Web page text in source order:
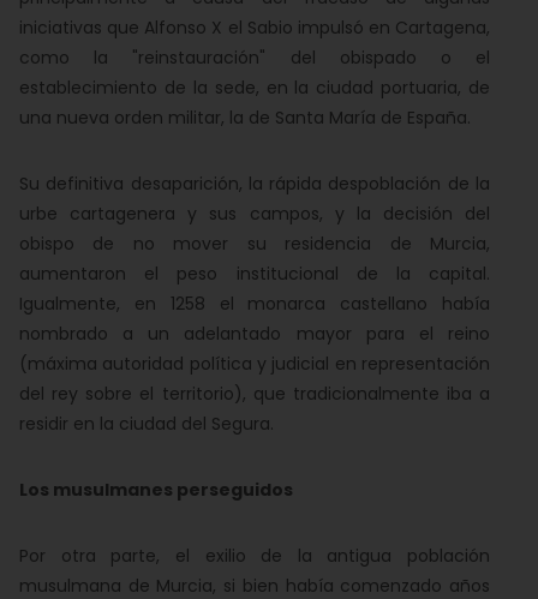
iniciativas que Alfonso X el Sabio impulsó en Cartagena,
como la "reinstauración" del obispado o el
establecimiento de la sede, en la ciudad portuaria, de
una nueva orden militar, la de Santa María de España.
Su definitiva desaparición, la rápida despoblación de la
urbe cartagenera y sus campos, y la decisión del
obispo de no mover su residencia de Murcia,
aumentaron el peso institucional de la capital.
Igualmente, en 1258 el monarca castellano había
nombrado a un adelantado mayor para el reino
(máxima autoridad política y judicial en representación
del rey sobre el territorio), que tradicionalmente iba a
residir en la ciudad del Segura.
Los musulmanes perseguidos
Por otra parte, el exilio de la antigua población
musulmana de Murcia, si bien había comenzado años